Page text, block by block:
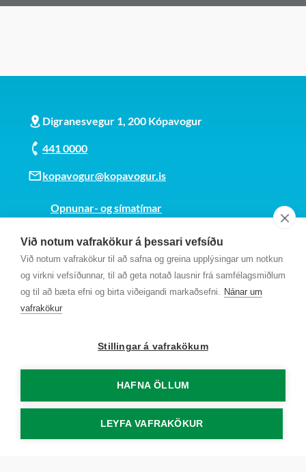
Við notum vafrakökur á þessari vefsíðu
Við notum vafrakökur til að safna og greina upplýsingar um notkun
og virkni vefsíðunnar, til að geta notað lausnir frá samfélagsmiðlum
og til að bæta efni og birta viðeigandi markaðsefni. Nánar um
vafrakökur
Stillingar á vafrakökum
HAFNA ÖLLUM
LEYFA VAFRAKÖKUR
Digranesvegur 1, 200 Kópavogur
441 0000
kopavogur@kopavogur.is
Opnunar- og símatímar
Kt. 700169-3759
Fundarmannagátt